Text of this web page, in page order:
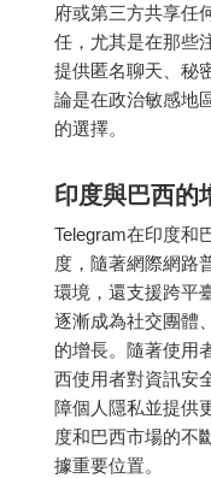
府或第三方共享任
任，尤其是在那些
提供匿名聊天、秘
論是在政治敏感地
的選擇。
印度與巴西的
Telegram在印度和
度，隨著網際網路
環境，還支援跨平
逐漸成為社交團體
的增長。隨著使用
西使用者對資訊安
障個人隱私並提供
度和巴西市場的不
據重要位置。